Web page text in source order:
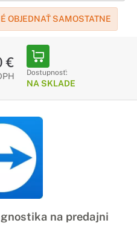
OBJEDNAŤ SAMOSTATNE
€
Dostupnosť:
NA SKLADE
na predajni